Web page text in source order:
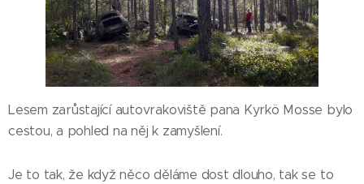
Lesem zarůstající autovrakoviště pana Kyrkö Mosse bylo
cestou, a pohled na něj k zamyšlení.
Je to tak, že když něco děláme dost dlouho, tak se to